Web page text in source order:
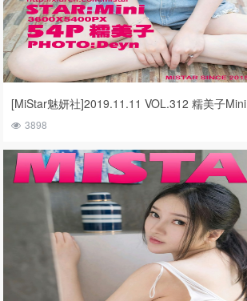
[MiStar魅妍社]2019.11.11 VOL.312 糯美子Mini
3898